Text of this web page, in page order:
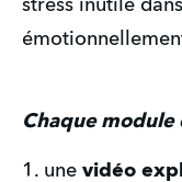
stress inutile
Chaque
1. une vidéo